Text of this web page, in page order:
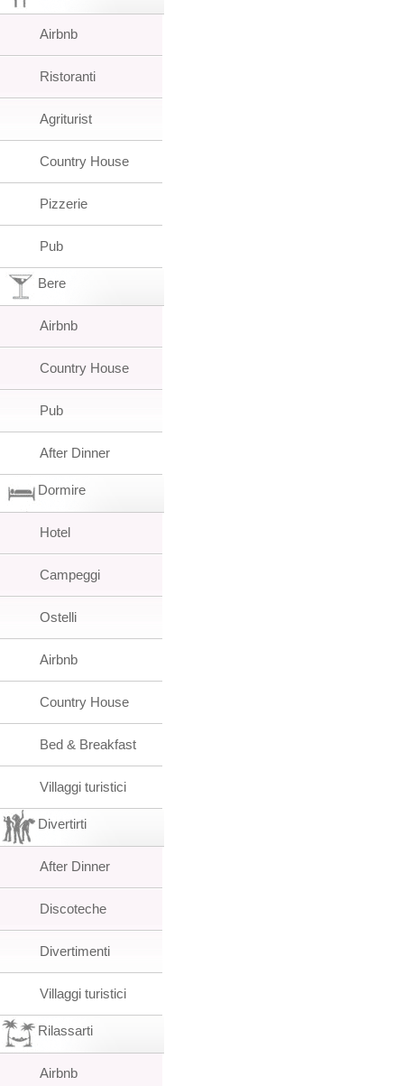
Airbnb
Ristoranti
Agriturist
Country House
Pizzerie
Pub
Bere
Airbnb
Country House
Pub
After Dinner
Dormire
Hotel
Campeggi
Ostelli
Airbnb
Country House
Bed & Breakfast
Villaggi turistici
Divertirti
After Dinner
Discoteche
Divertimenti
Villaggi turistici
Rilassarti
Airbnb